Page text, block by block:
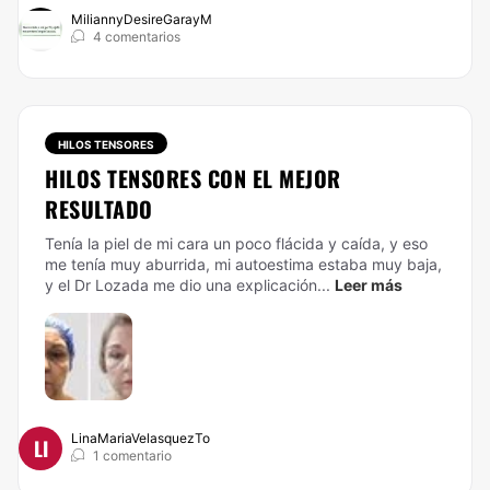
MiliannyDesireGarayM
4 comentarios
HILOS TENSORES
HILOS TENSORES CON EL MEJOR
RESULTADO
Tenía la piel de mi cara un poco flácida y caída, y eso
me tenía muy aburrida, mi autoestima estaba muy baja,
y el Dr Lozada me dio una explicación... Leer más
LI
LinaMariaVelasquezTo
1 comentario